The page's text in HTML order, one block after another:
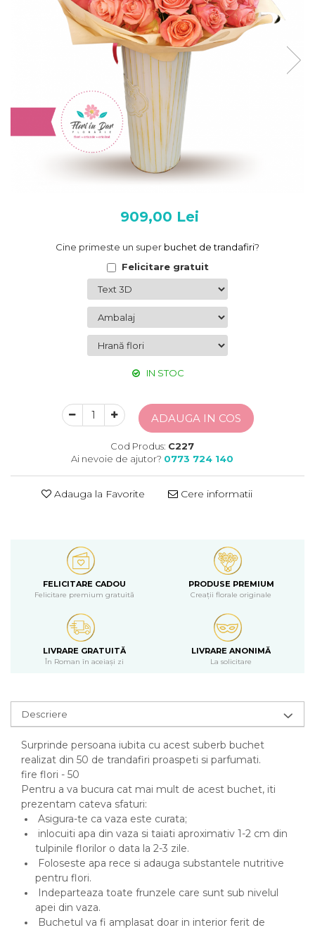
909,00 Lei
Cine primeste un super buchet de trandafiri?
Felicitare gratuit
IN STOC
ADAUGA IN COS
Cod Produs: C227
Ai nevoie de ajutor? 0773 724 140
Adauga la Favorite Cere informatii
FELICITARE CADOU
Felicitare premium gratuită
PRODUSE PREMIUM
Creații florale originale
LIVRARE GRATUITĂ
În Roman în aceiași zi
LIVRARE ANONIMĂ
La solicitare
Descriere
Surprinde persoana iubita cu acest suberb buchet
realizat din 50 de trandafiri proaspeti si parfumati.
fire flori - 50
Pentru a va bucura cat mai mult de acest buchet, iti
prezentam cateva sfaturi:
Asigura-te ca vaza este curata;
inlocuiti apa din vaza si taiati aproximativ 1-2 cm din
tulpinile florilor o data la 2-3 zile.
Foloseste apa rece si adauga substantele nutritive
pentru flori.
Indeparteaza toate frunzele care sunt sub nivelul
apei din vaza.
Buchetul va fi amplasat doar in interior ferit de